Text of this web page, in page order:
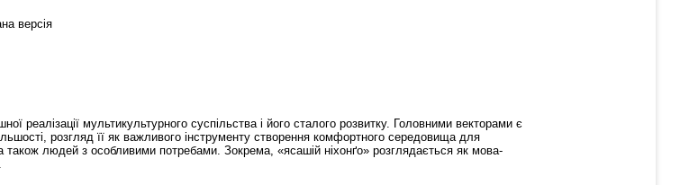
версія
реалізації мультикультурного суспільства і його сталого розвитку. Головними векторами є
розгляд її як важливого інструменту створення комфортного середовища для
також людей з особливими потребами. Зокрема, «ясашій ніхонґо» розглядається як мова-